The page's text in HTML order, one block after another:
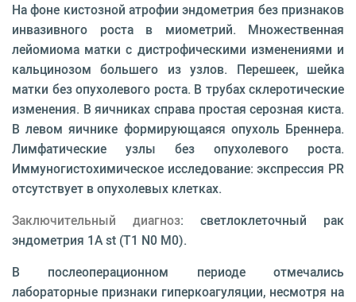
На фоне кистозной атрофии эндометрия без признаков
инвазивного роста в миометрий. Множественная
лейомиома матки с дистрофическими изменениями и
кальцинозом большего из узлов. Перешеек, шейка
матки без опухолевого роста. В трубах склеротические
изменения. В яичниках справа простая серозная киста.
В левом яичнике формирующаяся опухоль Бреннера.
Лимфатические узлы без опухолевого роста.
Иммуногистохимическое исследование: экспрессия РR
отсутствует в опухолевых клетках.
Заключительный диагноз: светлоклеточный рак
эндометрия 1A st (T1 N0 M0).
В послеоперационном периоде отмечались
лабораторные признаки гиперкоагуляции, несмотря на